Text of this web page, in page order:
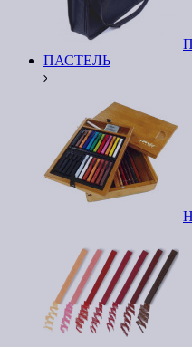
ПАСТЕЛЬ